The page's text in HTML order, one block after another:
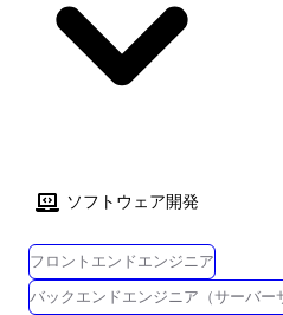
といった外部発信にも積極的に関与し
す。 3.プロダクトのスケール 事業課
性の高い状況下でも仮説検証をリード
DB:CloudSQL(PostgreSQL), BigQuery イ
Cursor, Github Copilot, Jetbrains AI
Gemini, NotebookLM, PLAUD.AI ※エ
的に採用し、ツール導入を行なってい
技術スタック FE 言語:TypeScript/
Python(クローラ)
GKE, Terraform, Sentry, k8s ツール
ベースとしてデイリーと週末のレトロ
ジ 災害時にも安定的に動作し、万が一
にインフラを構成・実装する グローバ
フラ作り 組織のスケールに対して事業
ソフトウェア開発
フロントエンドエンジニア
バックエンドエンジニア（サーバー